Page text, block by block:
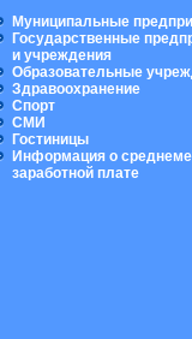
Муниципальные
Государственные
и учреждения
Образовательные
Здравоохранение
Спорт
СМИ
Гостиницы
Информация о
заработной плате